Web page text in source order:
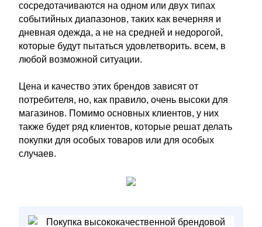
сосредотачиваются на одном или двух типах
событийных диапазонов, таких как вечерняя и
дневная одежда, а не на средней и недорогой,
которые будут пытаться удовлетворить. всем, в
любой возможной ситуации.
Цена и качество этих брендов зависят от
потребителя, но, как правило, очень высоки для
магазинов. Помимо основных клиентов, у них
также будет ряд клиентов, которые решат делать
покупки для особых товаров или для особых
случаев.